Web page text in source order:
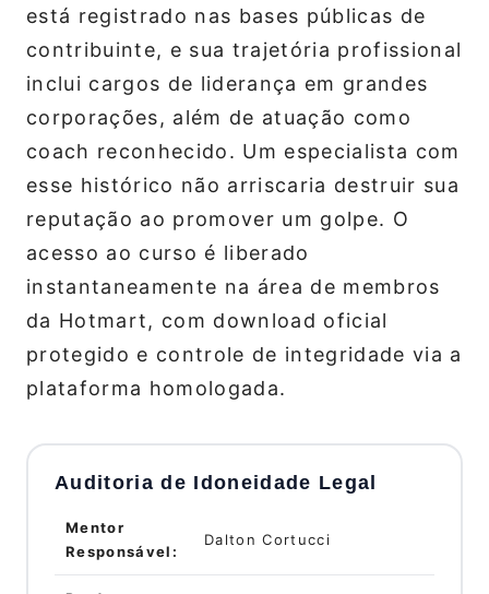
está registrado nas bases públicas de
contribuinte, e sua trajetória profissional
inclui cargos de liderança em grandes
corporações, além de atuação como
coach reconhecido. Um especialista com
esse histórico não arriscaria destruir sua
reputação ao promover um golpe. O
acesso ao curso é liberado
instantaneamente na área de membros
da Hotmart, com download oficial
protegido e controle de integridade via a
plataforma homologada.
Auditoria de Idoneidade Legal
Mentor
Responsável:
Dalton Cortucci